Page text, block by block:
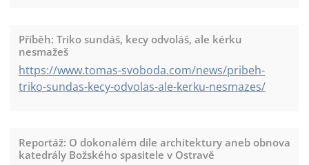
Příběh: Triko sundáš, kecy odvoláš, ale kérku
nesmažeš
https://www.tomas-svoboda.com/news/pribeh-
triko-sundas-kecy-odvolas-ale-kerku-nesmazes/
Reportáž: O dokonalém díle architektury aneb obnova
katedrály Božského spasitele v Ostravě